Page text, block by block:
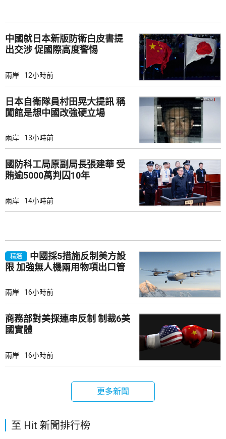
中國就日本新版防衛白皮書提
出交涉 促國際高度警惕
兩岸 12小時前
日本自衛隊員村田晃大提訊 稱
闖館是想中國改強硬立場
兩岸 13小時前
國防科工局原副局長張建華 受
賄逾5000萬判囚10年
兩岸 14小時前
精選
中國採5措施反制美方設
限 加強無人機兩用物項出口管
兩岸 16小時前
商務部對美採連串反制 制裁6美
國實體
兩岸 16小時前
更多新聞
至 Hit 新聞排行榜